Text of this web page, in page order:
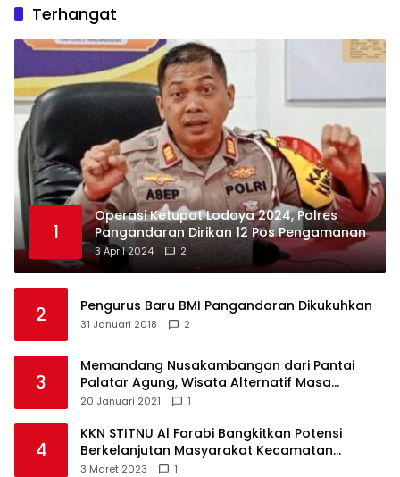
Terhangat
1
Operasi Ketupat Lodaya 2024, Polres
Pangandaran Dirikan 12 Pos Pengamanan
3 April 2024 2
2 Pengurus Baru BMI Pangandaran Dikukuhkan
31 Januari 2018 2
3
Memandang Nusakambangan dari Pantai
Palatar Agung, Wisata Alternatif Masa
Pandemi
20 Januari 2021 1
4
KKN STITNU Al Farabi Bangkitkan Potensi
Berkelanjutan Masyarakat Kecamatan
Langkaplancar
3 Maret 2023 1